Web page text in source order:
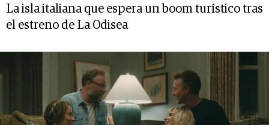
La isla italiana que espera un boom turístico tras
el estreno de La Odisea